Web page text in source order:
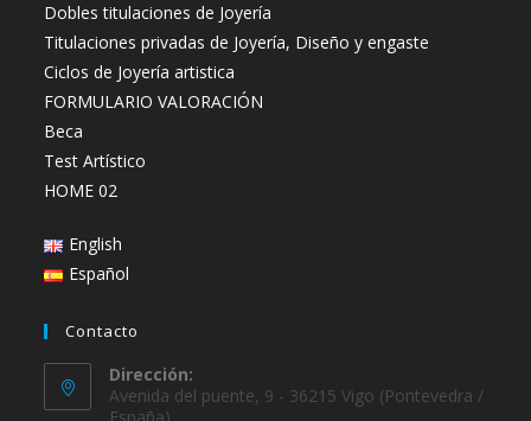
Dobles titulaciones de Joyería
Titulaciones privadas de Joyería, Diseño y engaste
Ciclos de Joyería artistica
FORMULARIO VALORACIÓN
Beca
Test Artístico
HOME 02
English
Español
Contacto
Dirección:
Avenida del puente, 9 - 36215 Vigo (Pontevedra /